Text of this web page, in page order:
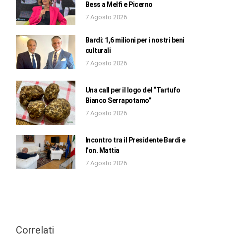
Bess a Melfi e Picerno
7 Agosto 2026
Bardi: 1,6 milioni per i nostri beni
culturali
7 Agosto 2026
Una call per il logo del “Tartufo
Bianco Serrapotamo”
7 Agosto 2026
Incontro tra il Presidente Bardi e
l’on. Mattia
7 Agosto 2026
Correlati